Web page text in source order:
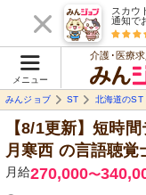
スカウ
通知で
メニュー
介護･医療
みんジョブ
ST 北海道のST
【8/1更新】短時
月寒西 の言語聴覚
月給270,000〜